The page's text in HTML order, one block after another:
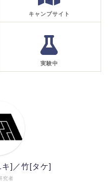
キャンプサイト
実験中
究者
]／竹[タケ]